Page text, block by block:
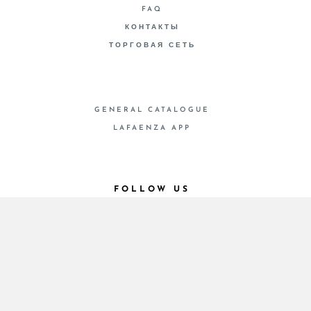
FAQ
КОНТАКТЫ
ТОРГОВАЯ СЕТЬ
GENERAL CATALOGUE
LAFAENZA APP
FOLLOW US